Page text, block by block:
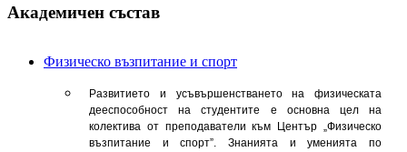
Академичен състав
Физическо възпитание и спорт
Развитието и усъвършенстването на физическата
дееспособност на студентите е основна цел на
колектива от преподаватели към Център „Физическо
възпитание и спорт”. Знанията и уменията по